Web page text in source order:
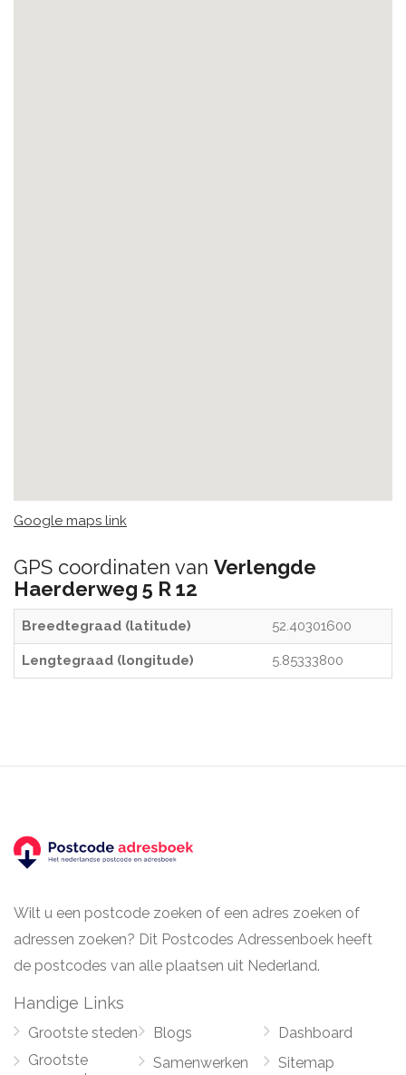
Google maps link
GPS coordinaten van Verlengde
Haerderweg 5 R 12
Breedtegraad (latitude) 52.40301600
Lengtegraad (longitude) 5.85333800
Wilt u een postcode zoeken of een adres zoeken of
adressen zoeken? Dit Postcodes Adressenboek heeft
de postcodes van alle plaatsen uit Nederland.
Handige Links
Grootste steden
Grootste
Blogs
Samenwerken
Dashboard
Sitemap